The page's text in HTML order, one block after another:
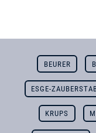
BEURER
ESGE-
KRUPS